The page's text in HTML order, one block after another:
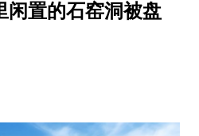
闲置的石窑洞被盘